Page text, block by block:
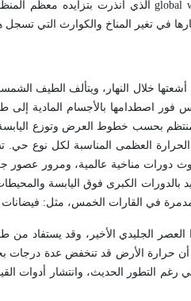
global
الذي أنذرت بتزايده معظم
في تغير المناخ والكوارث التي تسجل
خلال النهار، ويتألف الطيف
اصطدامها بالأجسام المادية إلى
بحسب خطوط العرض وتوزع اليابسة
تجاوز درجات الحرارة العظمى المناسبة
دورات مناخية عالمية، ومرور عصور
بالدورات الكبرى فوق اليابسة
في القارات الخمس، مثل: فيضانات
العصر الجليدي الأخير، وقد
أن حرارة الأرض قد تنخفض عدة درجات
رغم التطور الحديث، وانتشار أدوات